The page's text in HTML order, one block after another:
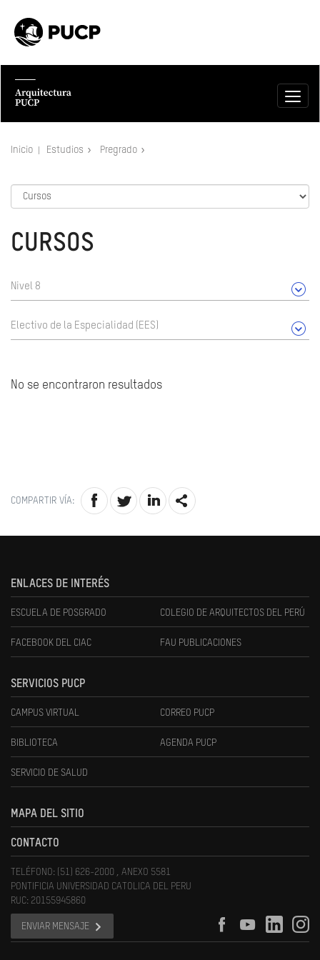
Inicio Estudios Pregrado
CURSOS
Nivel 8
Electivo de la Especialidad (EES)
No se encontraron resultados
COMPARTIR VÍA:
ENLACES DE INTERÉS
ESCUELA DE POSGRADO COLEGIO DE ARQUITECTOS DEL PERÚ
FACEBOOK DEL CIAC FAU PUBLICACIONES
SERVICIOS PUCP
CAMPUS VIRTUAL CORREO PUCP
BIBLIOTECA AGENDA PUCP
SERVICIO DE SALUD
MAPA DEL SITIO
CONTACTO
TELÉFONO: (51) 626-2000 , ANEXO 5581
PONTIFICIA UNIVERSIDAD CATOLICA DEL PERU
RUC: 20155945860
ENVIAR MENSAJE